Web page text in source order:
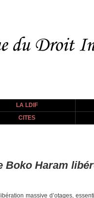
LA LDIF
CITES
Boko Haram
massive d’otages,